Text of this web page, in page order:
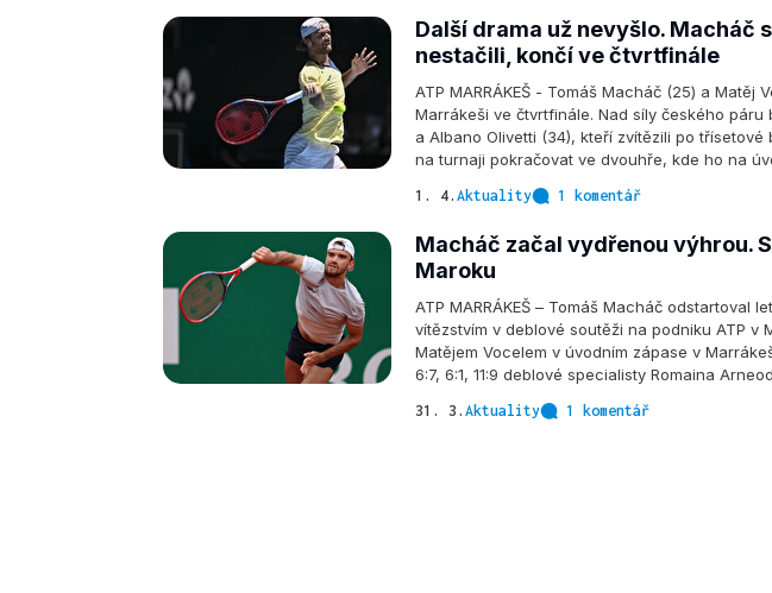
Další drama už nevyšlo. Macháč
nestačili, končí ve čtvrtfinále
ATP MARRÁKEŠ - Tomáš Macháč (25) a Matěj
Marrákeši ve čtvrtfinále. Nad síly českého
a Albano Olivetti (34), kteří zvítězili po třísetové
na turnaji pokračovat ve dvouhře, kde ho na
1. 4. Aktuality 1 komentář
Macháč začal vydřenou výhrou.
Maroku
ATP MARRÁKEŠ – Tomáš Macháč odstartoval
vítězstvím v deblové soutěži na podniku ATP v
Matějem Vocelem v úvodním zápase v
6:7, 6:1, 11:9 deblové specialisty Romaina
31. 3. Aktuality 1 komentář